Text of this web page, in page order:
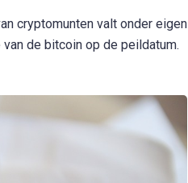
cryptomunten valt onder eigen
de bitcoin op de peildatum.